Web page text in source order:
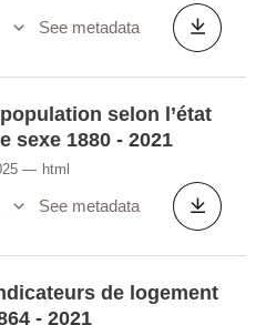
See metadata
selon l’état
sexe 1880 - 2021
html
See metadata
de logement
- 2021